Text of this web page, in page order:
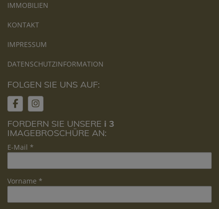
IMMOBILIEN
KONTAKT
IMPRESSUM
DATENSCHUTZINFORMATION
FOLGEN SIE UNS AUF:
FORDERN SIE UNSERE i 3
IMAGEBROSCHÜRE AN:
E-Mail
Vorname